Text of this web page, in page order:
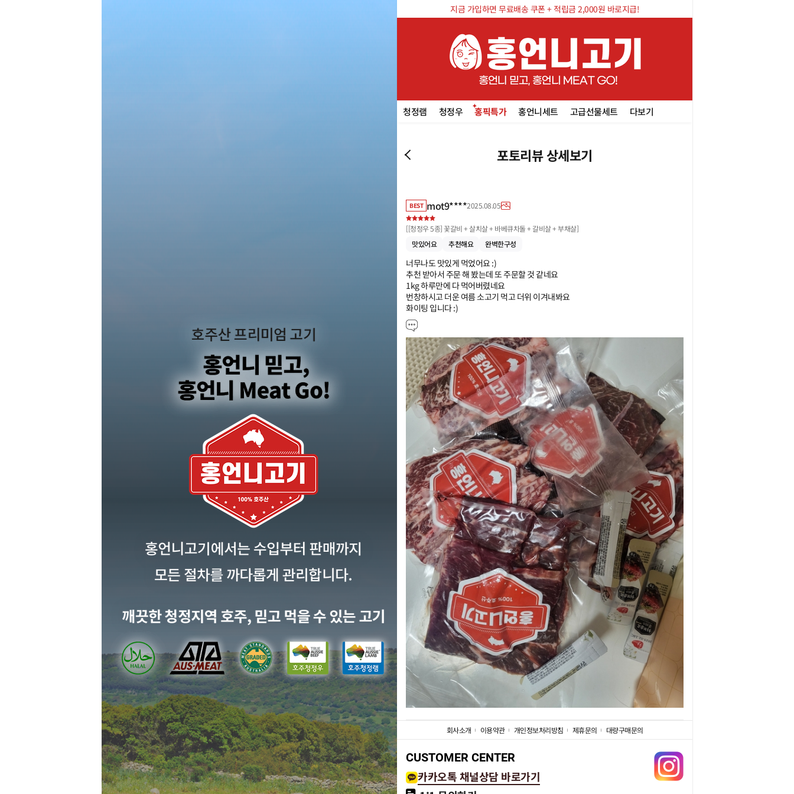
지금 가입하면 무료배송 쿠폰 + 적립금 2,000원 바로지급!
청정램 청정우 홍픽특가 홍언니세트 고급선물세트 다보기
포토리뷰 상세보기
BEST mot9****2025.08.05
[[청정우 5종] 꽃갈비 + 살치살 + 바베큐차돌 + 갈비살 + 부채살]
맛있어요
추천해요 완벽한구성
너무나도 맛있게 먹었어요 :)
추천 받아서 주문 해 봤는데 또 주문할 것 같네요
1kg 하루만에 다 먹어버렸네요
번창하시고 더운 여름 소고기 먹고 더위 이겨내봐요
화이팅 입니다 :)
회사소개 이용약관 개인정보처리방침 제휴문의 대량구매문의
CUSTOMER CENTER
카카오톡 채널상담 바로가기